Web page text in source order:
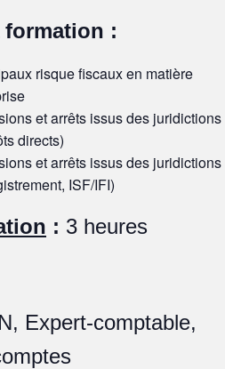
formation :
risque fiscaux en matière
et arrêts issus des juridictions
directs)
et arrêts issus des juridictions
ISF/IFI)
: 3 heures
Expert-comptable,